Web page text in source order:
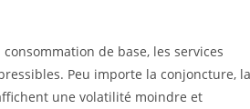
de base, les services
Peu importe la conjoncture, la
une volatilité moindre et